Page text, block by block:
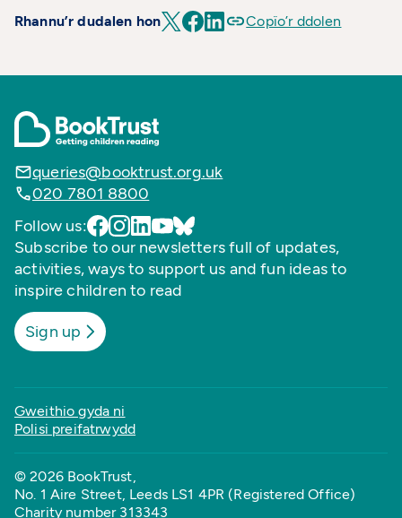
Rhannu’r dudalen hon Copïo’r ddolen
queries@booktrust.org.uk
020 7801 8800
Follow us:
Subscribe to our newsletters full of updates,
activities, ways to support us and fun ideas to
inspire children to read
Sign up
Gweithio gyda ni
Polisi preifatrwydd
© 2026 BookTrust,
No. 1 Aire Street, Leeds LS1 4PR (Registered Office)
Charity number 313343